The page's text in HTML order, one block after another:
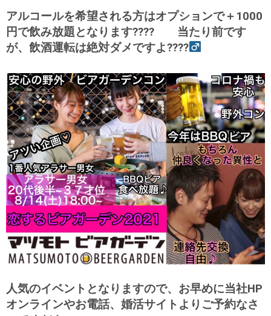
アルコールを希望される方はオプションで＋1000
円で飲み放題となります???? 当たり前です
が、飲酒運転は絶対ダメですよ????‍
人気のイベントとなりますので、お早めに当社HP
オンラインやお電話、婚活サイトよりご予約なさ